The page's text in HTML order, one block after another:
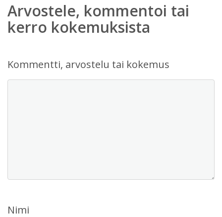
Arvostele, kommentoi tai
kerro kokemuksista
Kommentti, arvostelu tai kokemus
Nimi